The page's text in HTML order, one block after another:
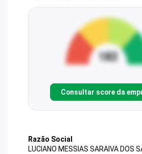
Consultar score da
Razão Social
LUCIANO MESSIAS SARAIVA DOS